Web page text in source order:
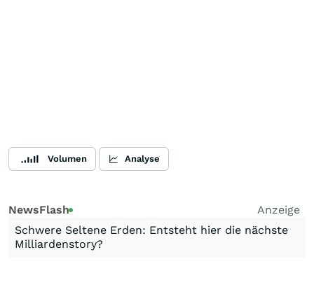
Volumen Analyse
NewsFlash
Anzeige
Schwere Seltene Erden: Entsteht hier die nächste
Milliardenstory?